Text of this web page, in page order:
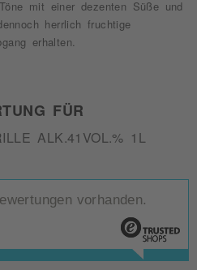
mit einer dezenten Süße und
herrlich fruchtige
erhalten.
FÜR
ALK.41VOL.% 1L
vorhanden.